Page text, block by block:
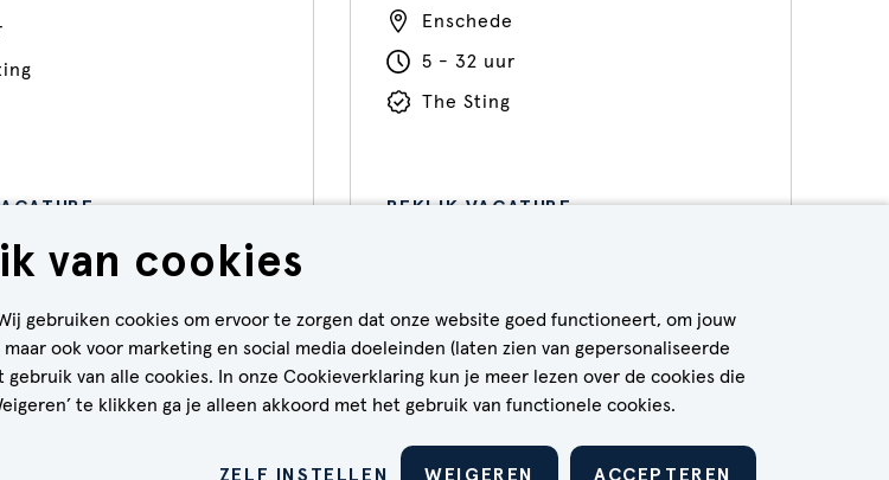
van cookies
gebruiken cookies om ervoor te zorgen dat onze website goed functioneert, om jouw
ook voor marketing en social media doeleinden (laten zien van gepersonaliseerde
van alle cookies. In onze Cookieverklaring kun je meer lezen over de cookies die
te klikken ga je alleen akkoord met het gebruik van functionele cookies.
ZELF INSTELLEN WEIGEREN ACCEPTEREN
Enschede
5 - 32 uur
The Sting
BEKIJK VACATURE
BIJ MEER VACATURES
VEELGESTELDE VRAGEN & ANTWOORDEN